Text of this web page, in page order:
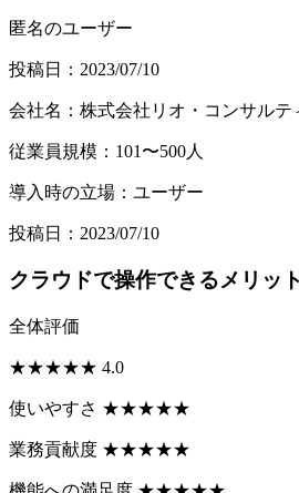
匿名のユーザー
投稿日：2023/07/10
会社名：株式会社リオ・コンサルテ
従業員規模：101〜500人
導入時の立場：ユーザー
投稿日：2023/07/10
クラウドで操作できるメリッ
全体評価
★★★★★ 4.0
使いやすさ ★★★★★
業務貢献度 ★★★★★